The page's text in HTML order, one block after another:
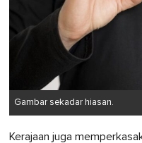
Gambar sekadar hiasan.
Kerajaan juga